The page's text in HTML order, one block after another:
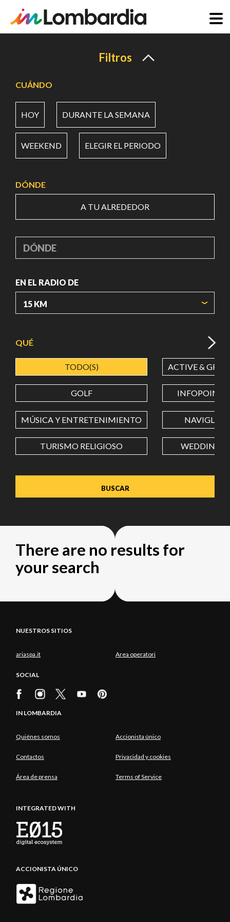
principal
Filtros
CUÁNDO
HOY DURANTE LA SEMANA
WEEKEND ELEGIR EL PERIODO
DÓNDE
A TU ALREDEDOR
DÓNDE
EN EL RADIO DE
LONGITUD
Value in decimal degrees. Use dot (.) as decimal separator.
QUÉ
TODO(S) ACTIVE &
GOLF INFOPOINT
MÚSICA Y ENTRETENIMIENTO NAVIGLI
TURISMO RELIGIOSO WEDDING
There are no results for
your search
NUESTROS SITIOS
ariaspa.it Area operatori
SOCIAL
IN LOMBARDIA
Quiénes somos Accionista único
Contactos Privacidad y cookies
Área de prensa Terms of Service
INTEGRATED WITH
ACCIONISTA ÚNICO